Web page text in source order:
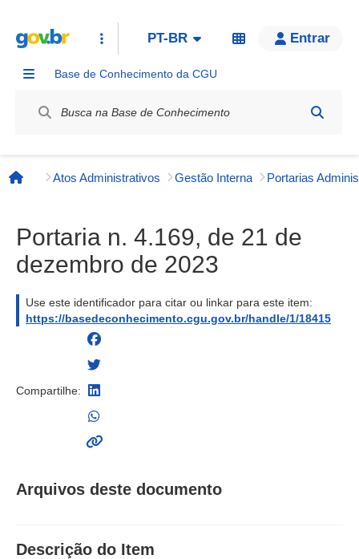
PT-BR Entrar
Base de Conhecimento da CGU
Página inicial
Atos Administrativos Gestão Interna
Portaria n. 4.169, de 21 de
dezembro de 2023
Use este identificador para citar ou linkar para este item:
https://basedeconhecimento.cgu.gov.br/handle/1/18415
Compartilhe:
Arquivos deste documento
Descrição do Item